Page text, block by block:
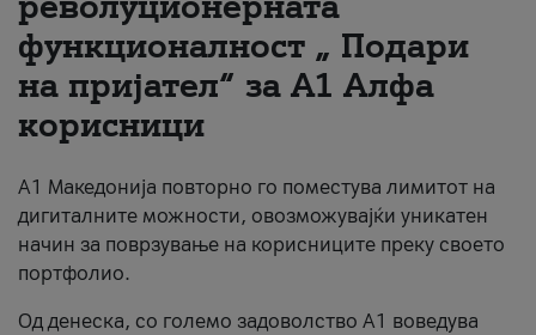
За нас
#ПодобарОнлајн
функционалност „ Подари
на пријател“ за А1 Алфа
корисници
А1 Македонија повторно го поместува лимитот на
дигиталните можности, овозможувајќи уникатен
начин за поврзување на корисниците преку своето
портфолио.
Од денеска, со големо задоволство А1 воведува